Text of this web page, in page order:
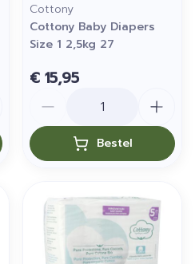
Cottony
Cottony Baby Diapers
Size 1 2,5kg 27
€ 15,95
Bestel